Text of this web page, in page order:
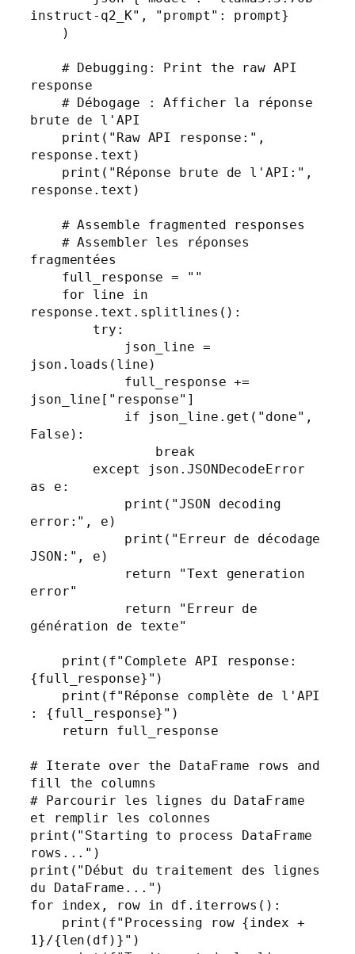
instruct-q2_K", "prompt": prompt}
response
brute de l'API
response.text)
response.text)
fragmentées
response.text.splitlines():
json.loads(line)
json_line["response"]
False):
as e:
error:", e)
JSON:", e)
error"
génération de texte"
{full_response}")
: {full_response}")
# Iterate over the DataFrame rows and
fill the columns
# Parcourir les lignes du DataFrame
et remplir les colonnes
print("Starting to process DataFrame
rows...")
print("Début du traitement des lignes
du DataFrame...")
for index, row in df.iterrows():
1}/{len(df)}")